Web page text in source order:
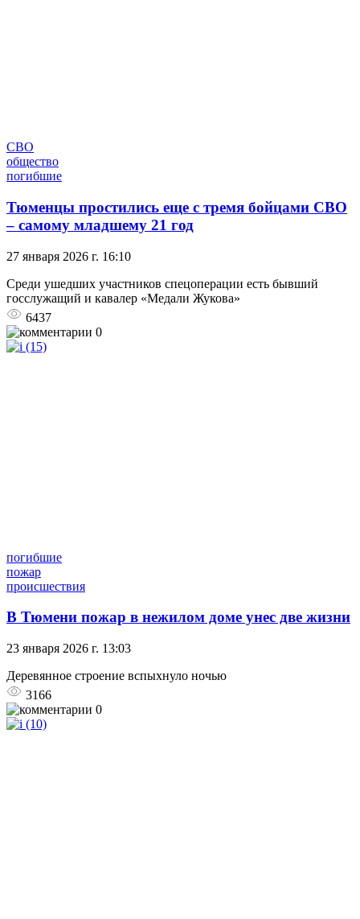
СВО
общество
погибшие
Тюменцы простились еще с тремя бойцами СВО
– самому младшему 21 год
27 января 2026 г. 16:10
Среди ушедших участников спецоперации есть бывший
госслужащий и кавалер «Медали Жукова»
6437
0
погибшие
пожар
происшествия
В Тюмени пожар в нежилом доме унес две жизни
23 января 2026 г. 13:03
Деревянное строение вспыхнуло ночью
3166
0